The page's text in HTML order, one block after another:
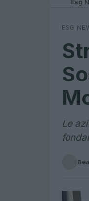
Esg
ESG
Le